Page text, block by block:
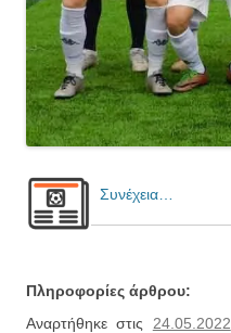
Συνέχεια…
Πληροφορίες άρθρου:
Αναρτήθηκε στις 24.05.2022